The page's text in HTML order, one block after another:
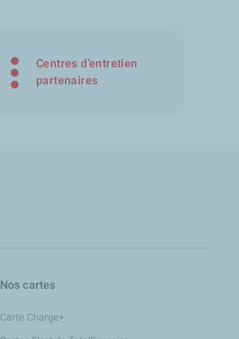
Centres d’entretien
partenaires
Nos cartes
Carte Charge+